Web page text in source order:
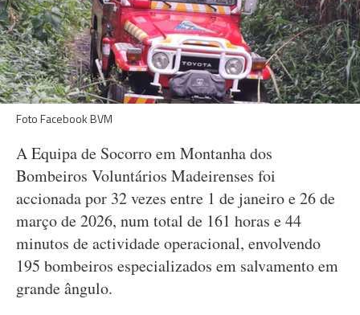
Foto Facebook BVM
A Equipa de Socorro em Montanha dos
Bombeiros Voluntários Madeirenses foi
accionada por 32 vezes entre 1 de janeiro e 26 de
março de 2026, num total de 161 horas e 44
minutos de actividade operacional, envolvendo
195 bombeiros especializados em salvamento em
grande ângulo.